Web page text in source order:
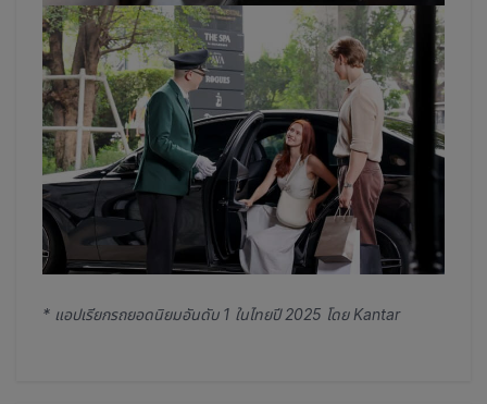
* แอปเรียกรถยอดนิยมอันดับ 1 ในไทยปี 2025 โดย Kantar